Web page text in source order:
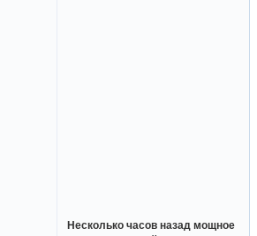
Несколько часов назад мощное